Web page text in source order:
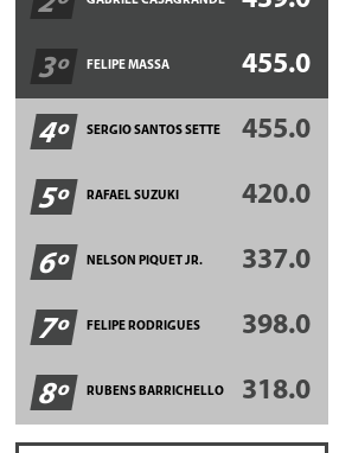
3º FELIPE MASSA 455.0
4º SERGIO SANTOS SETTE 455.0
5º RAFAEL SUZUKI 420.0
6º NELSON PIQUET JR. 337.0
7º FELIPE RODRIGUES 398.0
8º RUBENS BARRICHELLO 318.0